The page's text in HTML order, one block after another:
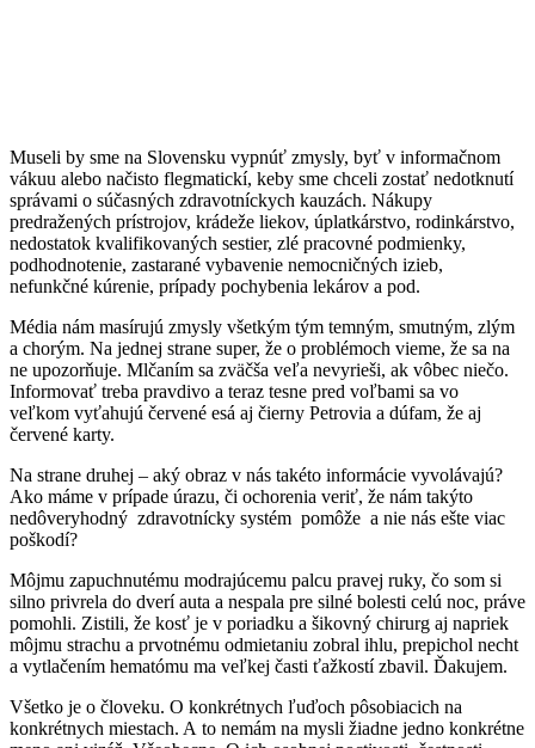
Museli by sme na Slovensku vypnúť zmysly, byť v informačnom
vákuu alebo načisto flegmatickí, keby sme chceli zostať nedotknutí
správami o súčasných zdravotníckych kauzách. Nákupy
predražených prístrojov, krádeže liekov, úplatkárstvo, rodinkárstvo,
nedostatok kvalifikovaných sestier, zlé pracovné podmienky,
podhodnotenie, zastarané vybavenie nemocničných izieb,
nefunkčné kúrenie, prípady pochybenia lekárov a pod.
Média nám masírujú zmysly všetkým tým temným, smutným, zlým
a chorým. Na jednej strane super, že o problémoch vieme, že sa na
ne upozorňuje. Mlčaním sa zväčša veľa nevyrieši, ak vôbec niečo.
Informovať treba pravdivo a teraz tesne pred voľbami sa vo
veľkom vyťahujú červené esá aj čierny Petrovia a dúfam, že aj
červené karty.
Na strane druhej – aký obraz v nás takéto informácie vyvolávajú?
Ako máme v prípade úrazu, či ochorenia veriť, že nám takýto
nedôveryhodný zdravotnícky systém pomôže a nie nás ešte viac
poškodí?
Môjmu zapuchnutému modrajúcemu palcu pravej ruky, čo som si
silno privrela do dverí auta a nespala pre silné bolesti celú noc, práve
pomohli. Zistili, že kosť je v poriadku a šikovný chirurg aj napriek
môjmu strachu a prvotnému odmietaniu zobral ihlu, prepichol necht
a vytlačením hematómu ma veľkej časti ťažkostí zbavil. Ďakujem.
Všetko je o človeku. O konkrétnych ľuďoch pôsobiacich na
konkrétnych miestach. A to nemám na mysli žiadne jedno konkrétne